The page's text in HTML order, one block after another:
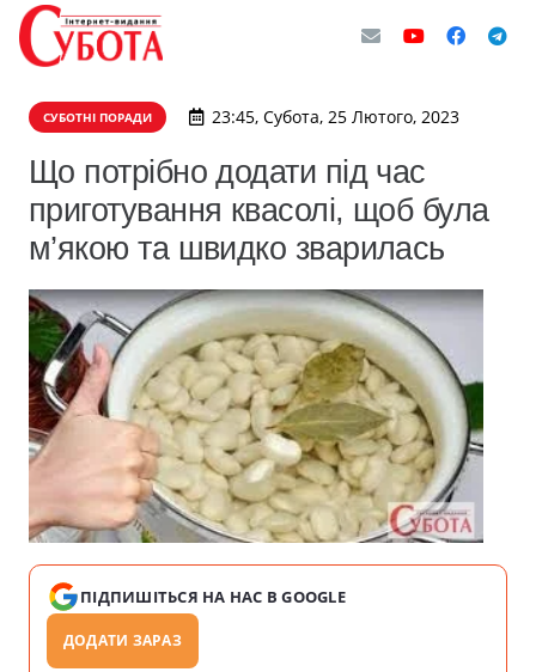
СУБОТНІ ПОРАДИ 23:45, Субота, 25 Лютого, 2023
Що потрібно додати під час
приготування квасолі, щоб була
м’якою та швидко зварилась
ПІДПИШІТЬСЯ НА НАС В GOOGLE
ДОДАТИ ЗАРАЗ